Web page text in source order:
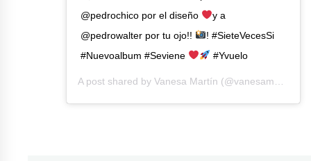
@pedrochico por el diseño
y a
@pedrowalter por tu ojo!!
! #SieteVecesSi
#Nuevoalbum #Seviene
#Yvuelo
A post shared by Vanesa Martín (@vanesamartin_) on